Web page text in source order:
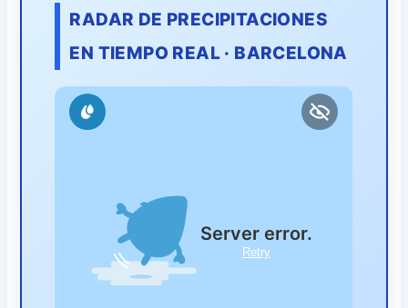
RADAR DE PRECIPITACIONES
EN TIEMPO REAL · BARCELONA